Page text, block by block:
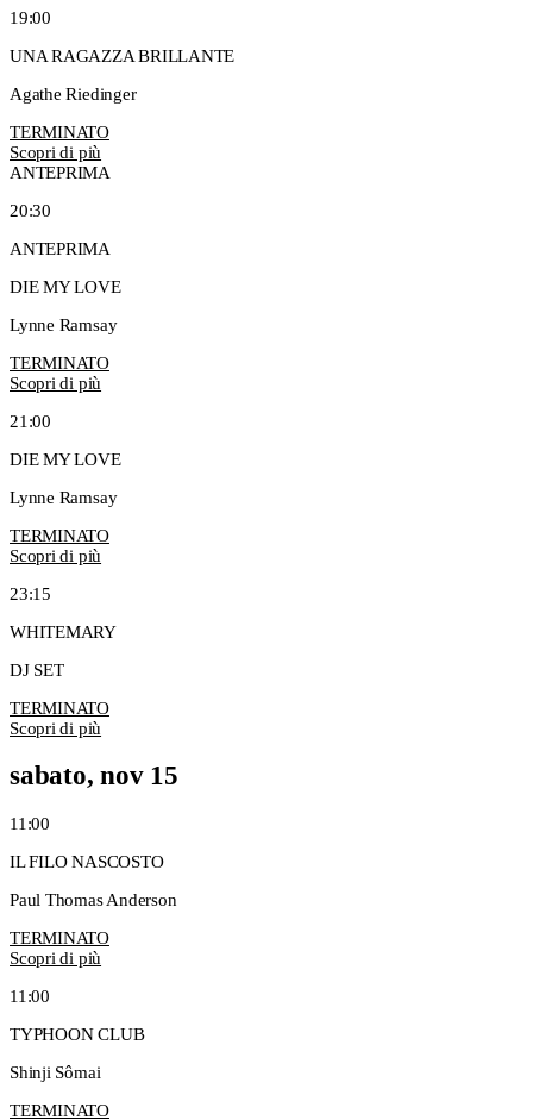
19:00
UNA RAGAZZA BRILLANTE
Agathe Riedinger
TERMINATO
Scopri di più
ANTEPRIMA
20:30
ANTEPRIMA
DIE MY LOVE
Lynne Ramsay
TERMINATO
Scopri di più
21:00
DIE MY LOVE
Lynne Ramsay
TERMINATO
Scopri di più
23:15
WHITEMARY
DJ SET
TERMINATO
Scopri di più
sabato, nov 15
11:00
IL FILO NASCOSTO
Paul Thomas Anderson
TERMINATO
Scopri di più
11:00
TYPHOON CLUB
Shinji Sômai
TERMINATO